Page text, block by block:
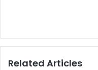
Related Articles